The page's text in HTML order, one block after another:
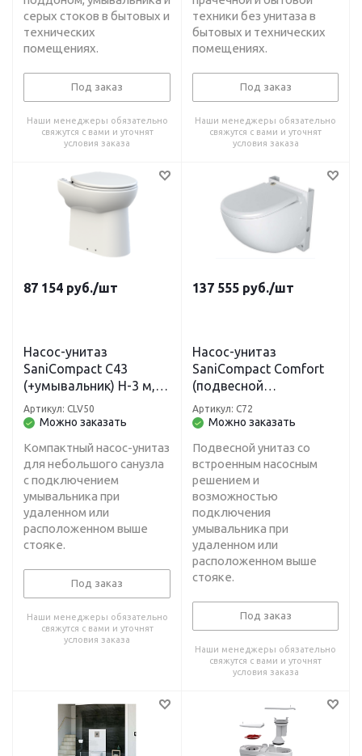
серых стоков в бытовых и
технических
помещениях.
Под заказ
Наши менеджеры обязательно
свяжутся с вами и уточнят
условия заказа
техники без унитаза в
бытовых и технических
помещениях.
Под заказ
Наши менеджеры обязательно
свяжутся с вами и уточнят
условия заказа
87 154 руб./шт
Насос-унитаз
SaniCompact C43
(+умывальник) H-3 м, L-
30 м
Можно заказать
Артикул: CLV50
Компактный насос-унитаз
для небольшого санузла
с подключением
умывальника при
удаленном или
расположенном выше
стояке.
Под заказ
Наши менеджеры обязательно
свяжутся с вами и уточнят
условия заказа
137 555 руб./шт
Насос-унитаз
SaniCompact Comfort
(подвесной
унитаз+умывальник) H-
3 м, L-30 м
Можно заказать
Артикул: C72
Подвесной унитаз со
встроенным насосным
решением и
возможностью
подключения
умывальника при
удаленном или
расположенном выше
стояке.
Под заказ
Наши менеджеры обязательно
свяжутся с вами и уточнят
условия заказа